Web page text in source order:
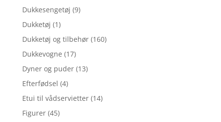
Dukkesengetøj (9)
Dukketøj (1)
Dukketøj og tilbehør (160)
Dukkevogne (17)
Dyner og puder (13)
Efterfødsel (4)
Etui til vådservietter (14)
Figurer (45)